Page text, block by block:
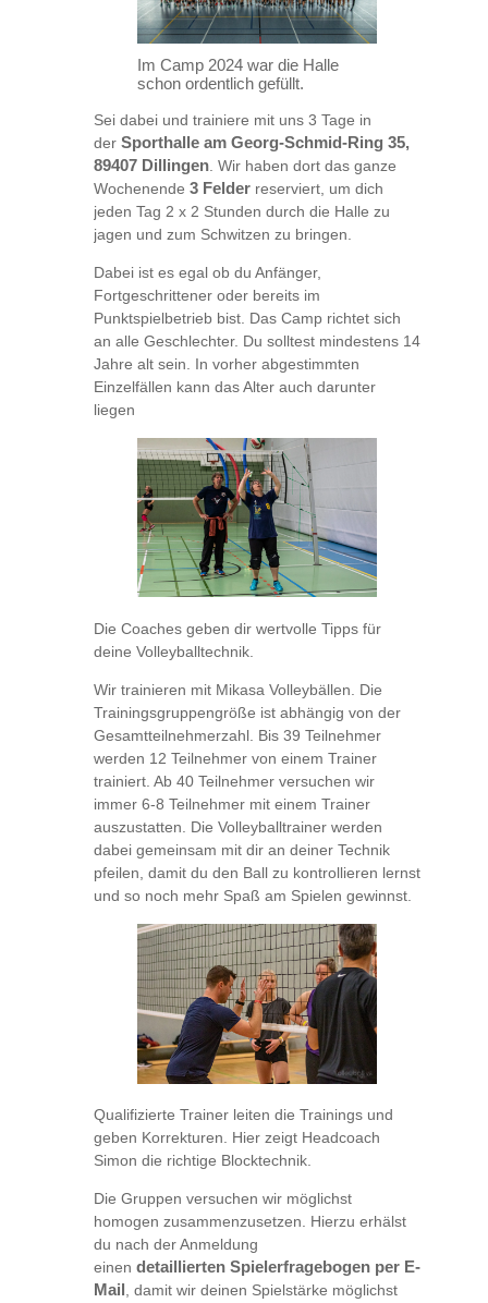
Im Camp 2024 war die Halle
schon ordentlich gefüllt.
Sei dabei und trainiere mit uns 3 Tage in
der Sporthalle am Georg-Schmid-Ring 35,
89407 Dillingen . Wir haben dort das ganze
Wochenende 3 Felder reserviert, um dich
jeden Tag 2 x 2 Stunden durch die Halle zu
jagen und zum Schwitzen zu bringen.
Dabei ist es egal ob du Anfänger,
Fortgeschrittener oder bereits im
Punktspielbetrieb bist. Das Camp richtet sich
an alle Geschlechter. Du solltest mindestens 14
Jahre alt sein. In vorher abgestimmten
Einzelfällen kann das Alter auch darunter
liegen
Die Coaches geben dir wertvolle Tipps für
deine Volleyballtechnik.
Wir trainieren mit Mikasa Volleybällen. Die
Trainingsgruppengröße ist abhängig von der
Gesamtteilnehmerzahl. Bis 39 Teilnehmer
werden 12 Teilnehmer von einem Trainer
trainiert. Ab 40 Teilnehmer versuchen wir
immer 6-8 Teilnehmer mit einem Trainer
auszustatten. Die Volleyballtrainer werden
dabei gemeinsam mit dir an deiner Technik
pfeilen, damit du den Ball zu kontrollieren lernst
und so noch mehr Spaß am Spielen gewinnst.
Qualifizierte Trainer leiten die Trainings und
geben Korrekturen. Hier zeigt Headcoach
Simon die richtige Blocktechnik.
Die Gruppen versuchen wir möglichst
homogen zusammenzusetzen. Hierzu erhälst
du nach der Anmeldung
einen detaillierten Spielerfragebogen per E-
Mail
, damit wir deinen Spielstärke möglichst